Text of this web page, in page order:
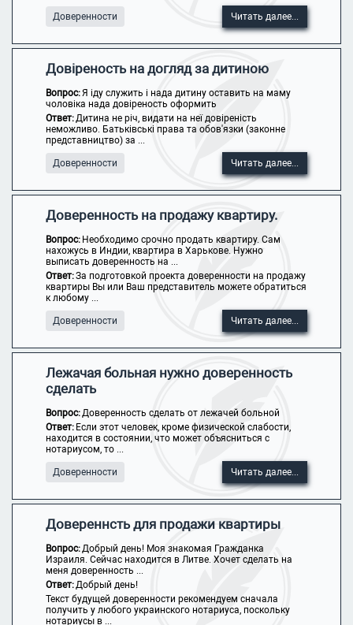
Доверенности Читать далее...
Довіреность на догляд за дитиною
Вопрос:Я іду служить і нада дитину оставить на маму
чоловіка нада довіреность оформить
Ответ:Дитина не річ, видати на неї довіреність
неможливо. Батьківські права та обов'язки (законне
представництво) за ...
Доверенности Читать далее...
Доверенность на продажу квартиру.
Вопрос: Необходимо срочно продать квартиру. Сам
нахожусь в Индии, квартира в Харькове. Нужно
выписать доверенность на ...
Ответ:За подготовкой проекта доверенности на продажу
квартиры Вы или Ваш представитель можете обратиться
к любому ...
Доверенности Читать далее...
Лежачая больная нужно доверенность
сделать
Вопрос:Доверенность сделать от лежачей больной
Ответ: Если этот человек, кроме физической слабости,
находится в состоянии, что может объясниться с
нотариусом, то ...
Доверенности Читать далее...
Довереннсть для продажи квартиры
Вопрос:Добрый день! Моя знакомая Гражданка
Израиля. Сейчас находится в Литве. Хочет сделать на
меня доверенность ...
Ответ:Добрый день!
Текст будущей доверенности рекомендуем сначала
получить у любого украинского нотариуса, поскольку
нотариусы в ...